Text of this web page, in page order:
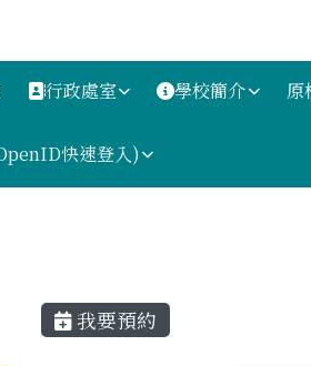
行政處室 學校簡介 原
快速登入)
主內容區域
我要預約